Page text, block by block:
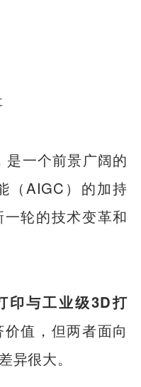
一个前景广阔的
（AIGC）的加持
轮的技术变革和
印与工业级3D打
值，但两者面向
异很大。